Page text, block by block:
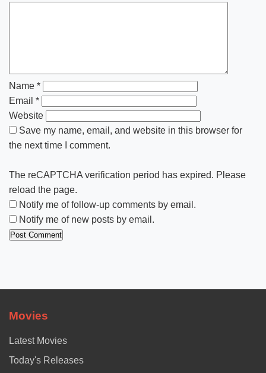
Name *
Email *
Website
Save my name, email, and website in this browser for
the next time I comment.
The reCAPTCHA verification period has expired. Please
reload the page.
Notify me of follow-up comments by email.
Notify me of new posts by email.
Movies
Latest Movies
Today's Releases